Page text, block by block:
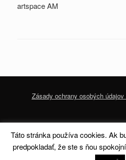
artspace AM
Zásady ochrany osobých
podmienky
Táto stránka používa cookies. Ak
predpokladať, že ste s ňou